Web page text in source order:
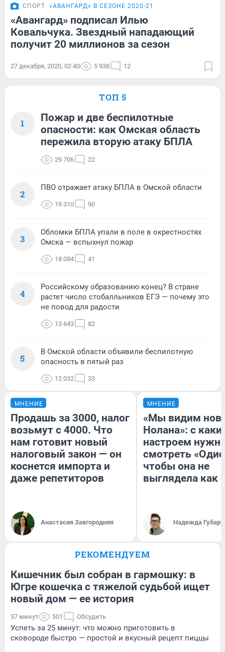
СПОРТ «АВАНГАРД» В СЕЗОНЕ 2020-21
«Авангард» подписал Илью
Ковальчука. Звездный нападающий
получит 20 миллионов за сезон
27 декабря, 2020, 02:40 5 938 12
ТОП 5
1
Пожар и две беспилотные
опасности: как Омская область
пережила вторую атаку БПЛА
29 706 22
2
ПВО отражает атаку БПЛА в Омской области
19 310 90
3
Обломки БПЛА упали в поле в окрестностях
Омска — вспыхнул пожар
18 084 41
4
Российскому образованию конец? В стране
растет число стобалльников ЕГЭ — почему это
не повод для радости
13 643 82
5
В Омской области объявили беспилотную
опасность в пятый раз
12 032 33
МНЕНИЕ
Продашь за 3000, налог
возьмут с 4000. Что
нам готовит новый
налоговый закон — он
коснется импорта и
даже репетиторов
Анастасия Завгородняя
МНЕНИЕ
«Мы видим
Нолана»: с
настроем
смотреть
чтобы она не
выглядела как
Надежда Губарь
РЕКОМЕНДУЕМ
Кишечник был собран в гармошку: в
Югре кошечка с тяжелой судьбой ищет
новый дом — ее история
37 минут 501 Обсудить
Успеть за 25 минут: что можно приготовить в
сковороде быстро — простой и вкусный рецепт пиццы